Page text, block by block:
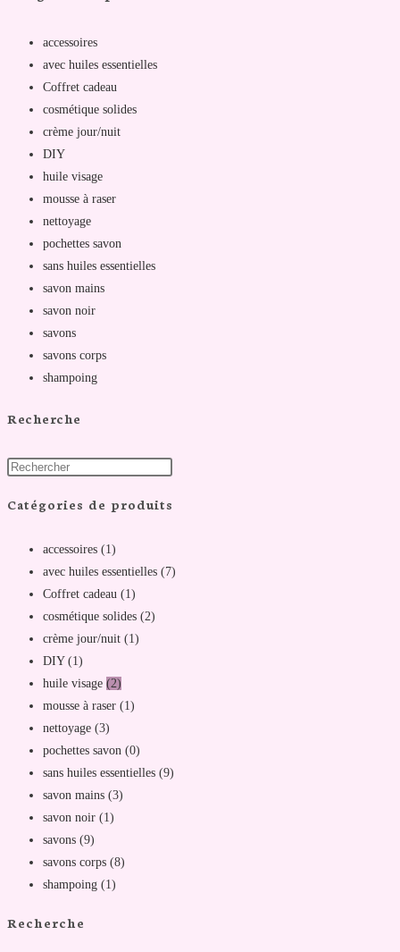
accessoires
avec huiles essentielles
Coffret cadeau
cosmétique solides
crème jour/nuit
DIY
huile visage
mousse à raser
nettoyage
pochettes savon
sans huiles essentielles
savon mains
savon noir
savons
savons corps
shampoing
Recherche
Catégories de produits
accessoires (1)
avec huiles essentielles (7)
Coffret cadeau (1)
cosmétique solides (2)
crème jour/nuit (1)
DIY (1)
huile visage (2)
mousse à raser (1)
nettoyage (3)
pochettes savon (0)
sans huiles essentielles (9)
savon mains (3)
savon noir (1)
savons (9)
savons corps (8)
shampoing (1)
Recherche